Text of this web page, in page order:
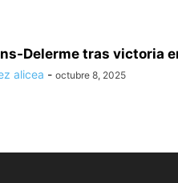
Delerme tras victoria
alicea - octubre 8, 2025